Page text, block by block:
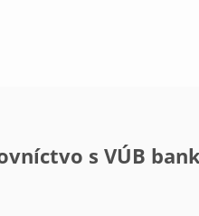
s VÚB